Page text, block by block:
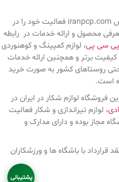
پشتیبانی
فروشگاه ایران پی سی پی به آدرس iranpcp.com فعالیت خود را در
و معرفی محصول و ارائه خدمات در رابطه
سی پی، لوازم کمپینگ و کوهنوردی
برتر و همچنین ارائه خدمات
روستاهای کشور به صورت خرید
است.
فروشگاه لوازم شکار در ایران در
، لوازم تیراندازی و شکار فعالیت
مجاز بوده و دارای مدارک و
با باشگاه ها و ورزشکاران